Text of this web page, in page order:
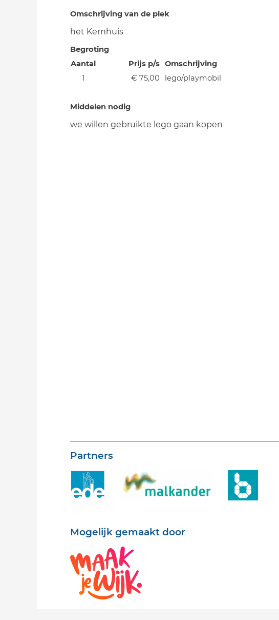
Omschrijving van de plek
het Kernhuis
Begroting
Aantal
Prijs p/s Omschrijving
1
€ 75,00 lego/playmobil
Middelen nodig
we willen gebruikte lego gaan kopen
Partners
Mogelijk gemaakt door